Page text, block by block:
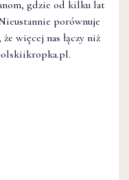
gdzie od kilku lat
porównuje
więcej nas łączy niż